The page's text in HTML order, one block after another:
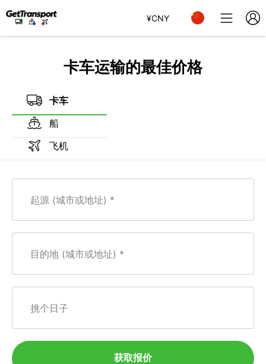
¥CNY
卡车运输的最佳价格
卡车
船
飞机
起源 (城市或地址)
目的地 (城市或地址)
挑个日子
获取报价